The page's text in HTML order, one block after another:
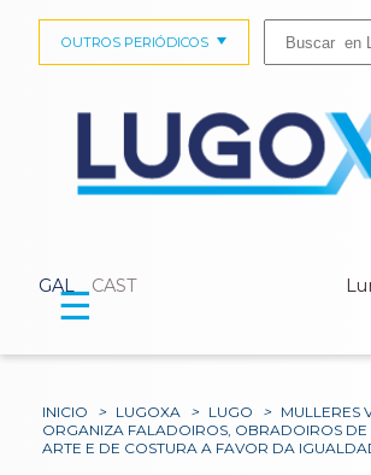
GAL CAST
OUTROS PERIÓDICOS
☰
INICIO > LUGOXA > LUGO > MULLERES
ORGANIZA FALADOIROS, OBRADOIROS DE
ARTE E DE COSTURA A FAVOR DA